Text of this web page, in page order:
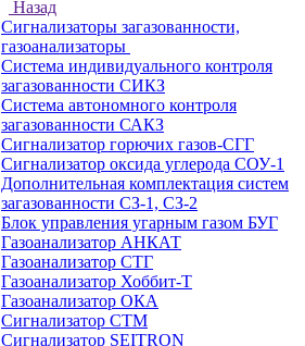
Назад
Сигнализаторы загазованности,
газоанализаторы
Система индивидуального контроля
загазованности СИКЗ
Система автономного контроля
загазованности САКЗ
Сигнализатор горючих газов-СГГ
Сигнализатор оксида углерода СОУ-1
Дополнительная комплектация систем
загазованности СЗ-1, СЗ-2
Блок управления угарным газом БУГ
Газоанализатор АНКАТ
Газоанализатор СТГ
Газоанализатор Хоббит-Т
Газоанализатор ОКА
Сигнализатор СТМ
Сигнализатор SEITRON